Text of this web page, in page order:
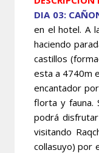
DIA 03:
en el hotel. A
haciendo
castillos
esta a 4740m
encantador
florta y fauna.
podrá
visitando
collasuyo) por